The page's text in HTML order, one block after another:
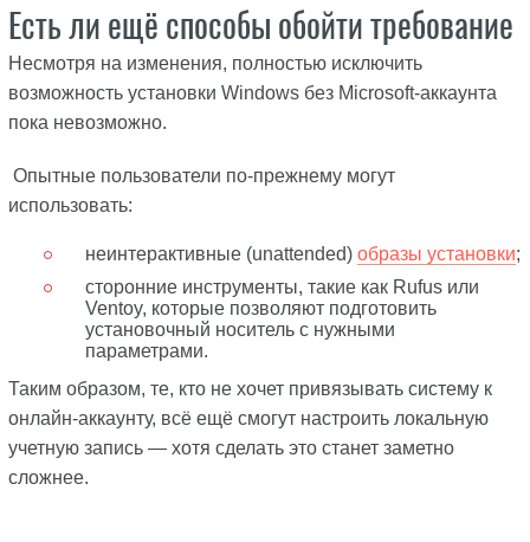
Есть ли ещё способы обойти требование
Несмотря на изменения, полностью исключить
возможность установки Windows без Microsoft-аккаунта
пока невозможно.
Опытные пользователи по-прежнему могут
использовать:
неинтерактивные (unattended) образы установки;
сторонние инструменты, такие как Rufus или
Ventoy, которые позволяют подготовить
установочный носитель с нужными
параметрами.
Таким образом, те, кто не хочет привязывать систему к
онлайн-аккаунту, всё ещё смогут настроить локальную
учетную запись — хотя сделать это станет заметно
сложнее.